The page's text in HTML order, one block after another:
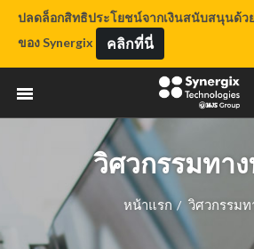
ปลดล็อกสิทธิประโยชน์จากเงินสนับสนุนด้ว
ของ Synergix
คลิกที่นี่
วิศวกรรมทาง
หน้าแรก / วิศวกรรมท